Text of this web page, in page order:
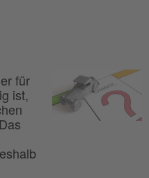
für
ist,